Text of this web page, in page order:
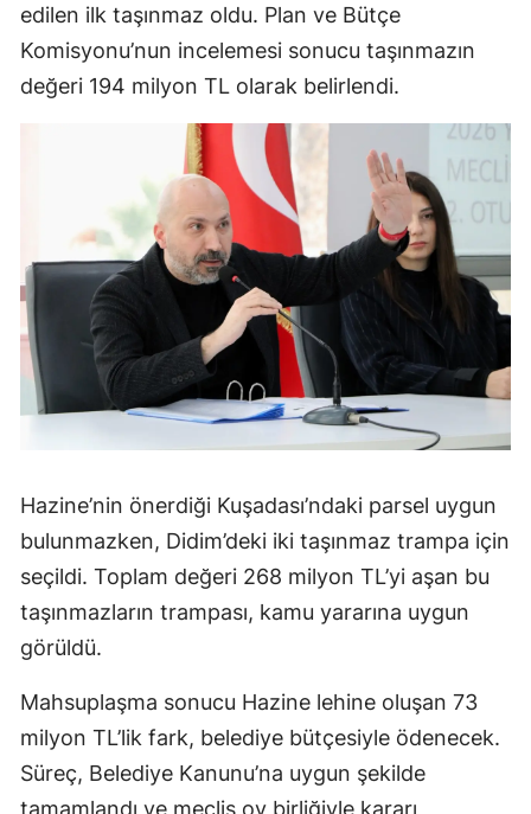
edilen ilk taşınmaz oldu. Plan ve Bütçe
Komisyonu’nun incelemesi sonucu taşınmazın
değeri 194 milyon TL olarak belirlendi.
Hazine’nin önerdiği Kuşadası’ndaki parsel uygun
bulunmazken, Didim’deki iki taşınmaz trampa için
seçildi. Toplam değeri 268 milyon TL’yi aşan bu
taşınmazların trampası, kamu yararına uygun
görüldü.
Mahsuplaşma sonucu Hazine lehine oluşan 73
milyon TL’lik fark, belediye bütçesiyle ödenecek.
Süreç, Belediye Kanunu’na uygun şekilde
tamamlandı ve meclis oy birliğiyle kararı